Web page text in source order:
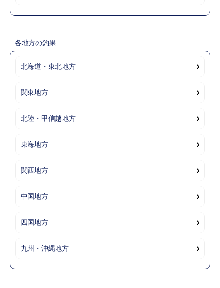
各地方の釣果
北海道・東北地方
関東地方
北陸・甲信越地方
東海地方
関西地方
中国地方
四国地方
九州・沖縄地方